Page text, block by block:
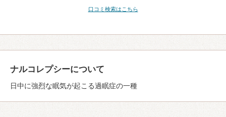
口コミ検索はこちら
ナルコレプシーについて
日中に強烈な眠気が起こる過眠症の一種